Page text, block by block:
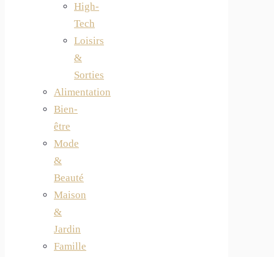
High-
Tech
Loisirs
&
Sorties
Alimentation
Bien-
être
Mode
&
Beauté
Maison
&
Jardin
Famille